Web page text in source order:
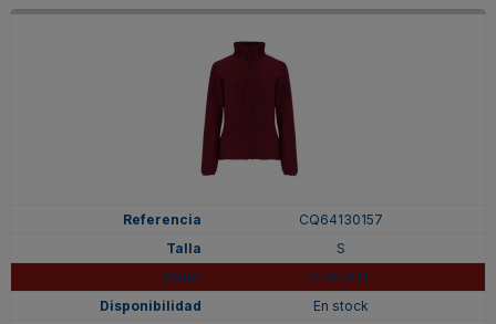
CQ64130157
S
GRANATE
En stock